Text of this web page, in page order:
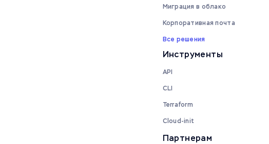
Миграция в облако
Корпоративная почта
Все решения
Инструменты
API
CLI
Terraform
Cloud-init
Партнерам